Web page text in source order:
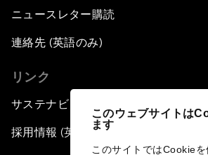
このウェブサイトは
ます
このサイトではCookie
ニュースレター購読
連絡先 (英語のみ)
リンク
サステナビリティへの取り組み
採用情報 (英語のみ)